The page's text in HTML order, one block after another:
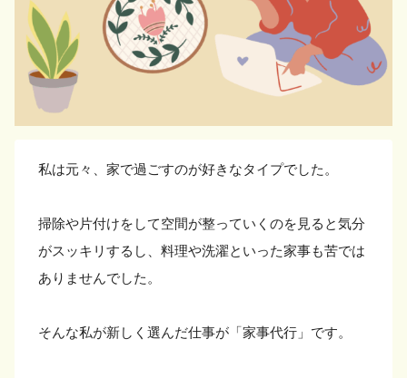
私は元々、家で過ごすのが好きなタイプでした。
掃除や片付けをして空間が整っていくのを見ると気分
がスッキリするし、料理や洗濯といった家事も苦では
ありませんでした。
そんな私が新しく選んだ仕事が「家事代行」です。